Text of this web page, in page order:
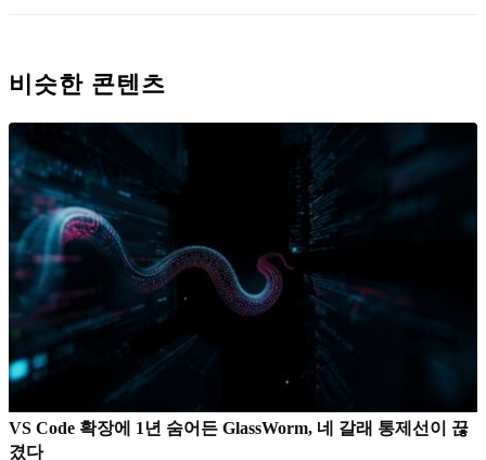
비슷한 콘텐츠
VS Code 확장에 1년 숨어든 GlassWorm, 네 갈래 통제선이 끊
겼다